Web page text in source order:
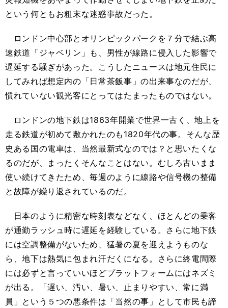
という何ともお粗末な迷惑事故だった。
ロンドン中心部とオリンピックパークを７分で結ぶ高
速鉄道「ジャベリン」も、男性が線路に侵入した影響で
遅延する騒ぎがあった。こうしたニュースは地元住民に
してみれば想定内の「日常茶飯事」の出来事なのだが、
慣れていない観光客にとってはたまったものではない。
ロンドンの地下鉄は1863年開業で世界一古く、地上を
走る鉄道が初めて敷かれたのも1820年代の事。そんな歴
史ある国の電車は、当然最新式なのでは？と思いたくな
るのだが、まったくそんなことはない。むしろ古いまま
使い続けてきたため、毎週のように線路や信号機の整備
と故障が繰り返されているのだ。
日本のように精密な時刻表などなく、ほとんどの乗客
が通勤ラッシュ時に遅延を経験している。さらに地下鉄
には空調整備がないため、猛暑の夏を迎えようものな
ら、地下は熱気に包まれ汗だくになる。さらに終電間際
には必ずと言っていいほどプラットフォームにはネズミ
が出る。「遅い、汚い、暑い、止まりやすい、常に満
員」という５つの悪条件は「当然の事」として市民も諦